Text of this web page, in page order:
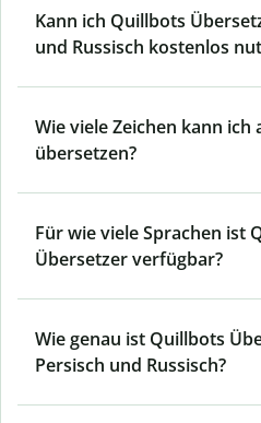
Kann ich Quillbots
und Russisch kostenlos
Wie viele Zeichen kann ich
übersetzen?
Für wie viele Sprachen ist
Übersetzer verfügbar?
Wie genau ist Quillbots
Persisch und Russisch?